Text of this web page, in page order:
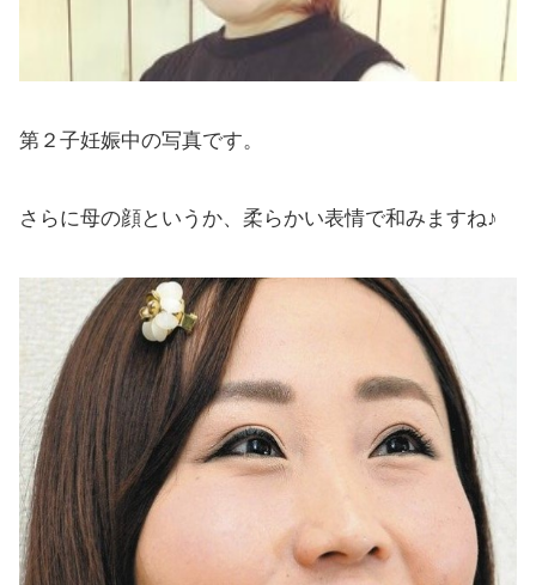
第２子妊娠中の写真です。
さらに母の顔というか、柔らかい表情で和みますね♪